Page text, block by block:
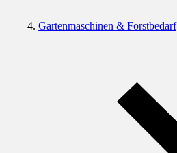
Gartenmaschinen & Forstbedarf